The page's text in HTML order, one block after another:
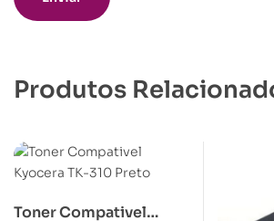
Produtos
Toner Compativel